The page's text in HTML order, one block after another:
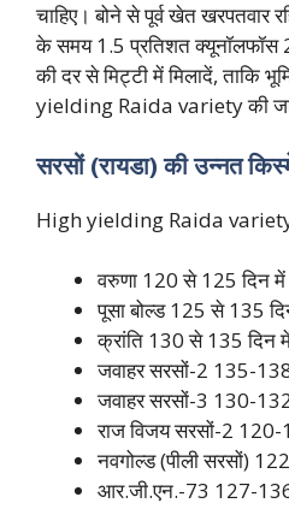
चाहिए। बोने से पूर्व खेत खरपतवार
के समय 1.5 प्रतिशत क्यूनॉलफॉस
की दर से मिट्टी में मिलादें, ताकि
yielding Raida variety की
सरसों (रायडा) की उन्नत
High yielding Raida
वरुणा 120 से 125 दिन में
पूसा बोल्ड 125 से 135
क्रांति 130 से 135 दिन
जवाहर सरसों-2 135-
जवाहर सरसों-3 130-
राज विजय सरसों-2
नवगोल्ड (पीली सरसों)
आर.जी.एन.-73 127-